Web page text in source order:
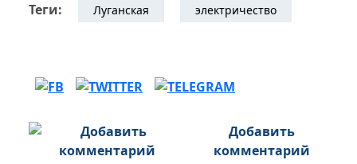
Теги: Луганская электричество
Добавить
комментарий